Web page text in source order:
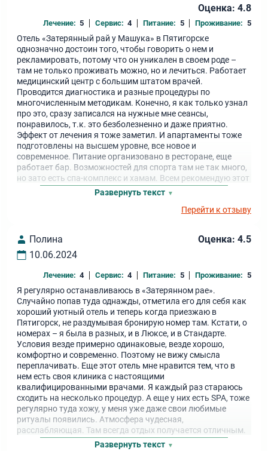
доброжелательно и уважительно относится к своим
пациентам, обстановка в мед.центре приятная. Все
возникающие вопросы решаются в течение нескольких
минут. Главный врач всегда готова помочь в любых
вопросах. Благодаря массажу, проведённому
Станиславом, нас перестали мучить боли в спине, стало
легче ходить. Массаж выполнен на высоком уровне!!!
Также спасибо большое главной медсестре, мед. сестрам
физ.кабинета и кабинета водолечения за позитивный
настрой и доброе отношение! Спасибо Вам дорогие
мед.работники, Ваш труд бесценен!!! С уважением,
Дмитриевы Людмила и Сергей.
Оценка: 4.8
Лечение: 5 Сервис: 4 Питание: 5 Проживание: 5
Отель «Затерянный рай у Машука» в Пятигорске
однозначно достоин того, чтобы говорить о нем и
рекламировать, потому что он уникален в своем роде –
там не только проживать можно, но и лечиться. Работает
медицинский центр с большим штатом врачей.
Проводится диагностика и разные процедуры по
многочисленным методикам. Конечно, я как только узнал
про это, сразу записался на нужные мне сеансы,
понравилось, т.к. это безболезненно и даже приятно.
Эффект от лечения я тоже заметил. И апартаменты тоже
подготовлены на высшем уровне, все новое и
современное. Питание организовано в ресторане, еще
работает бар. Возможностей для спорта там не так много,
но зато есть спа-комплекс и хамам. Всем рекомендую этот
отель.
Развернуть текст
Перейти к отзыву
Полина
10.06.2024
Оценка: 4.5
Лечение: 4 Сервис: 4 Питание: 5 Проживание: 5
Я регулярно останавливаюсь в «Затерянном рае».
Случайно попав туда однажды, отметила его для себя как
хороший уютный отель и теперь когда приезжаю в
Пятигорск, не раздумывая бронирую номер там. Кстати, о
номерах – я была в разных, и в Люксе, и в Стандарте.
Условия везде примерно одинаковые, везде хорошо,
комфортно и современно. Поэтому не вижу смысла
переплачивать. Еще этот отель мне нравится тем, что в
нем есть своя клиника с настоящими
квалифицированными врачами. Я каждый раз стараюсь
сходить на несколько процедур. А еще у них есть SPA, тоже
регулярно туда хожу, у меня уже даже свои любимые
ритуалы появились. Атмосфера чудесная,
расслабляющая. Там всегда отдых получается отличным.
Довольна на 100%.Развернуть текст